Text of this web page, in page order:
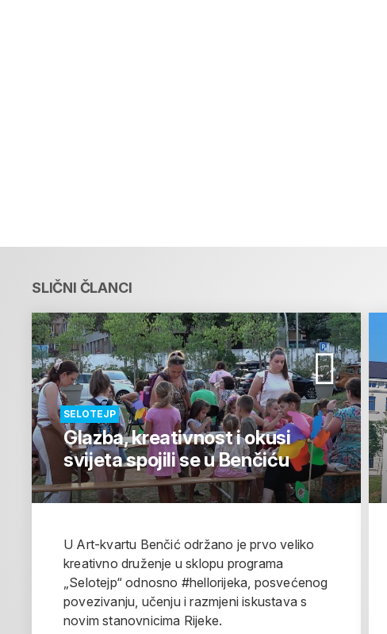
SLIČNI ČLANCI
SELOTEJP
Glazba, kreativnost i okusi
svijeta spojili se u Benčiću
U Art-kvartu Benčić održano je prvo veliko
kreativno druženje u sklopu programa
„Selotejp“ odnosno #hellorijeka, posvećenog
povezivanju, učenju i razmjeni iskustava s
novim stanovnicima Rijeke.